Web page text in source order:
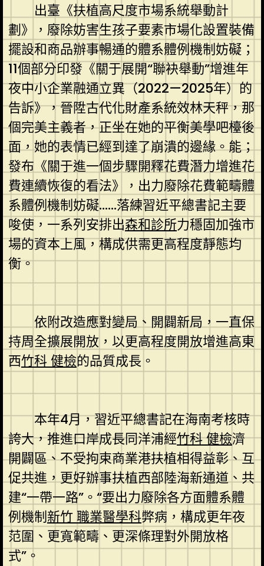
出臺《扶植高尺度市場系統舉動計
劃》，廢除妨害生孩子要素市場化設置裝備
擺設和商品辦事暢通的體系體例機制妨礙；
11個部分印發《關于展開“聯袂舉動”增進年
夜中小企業融通立異（2022—2025年）的
告訴》，晉陞古代化財產系統效林天秤，那
個完美主義者，正坐在她的平衡美學吧檯後
面，她的表情已經到達了崩潰的邊緣。能；
發布《關于進一個步驟開釋花費潛力增進花
費連續恢復的看法》，出力廢除花費範疇體
系體例機制妨礙……落練習近平總書記主要
唆使，一系列安排出森和診所力穩固加強市
場的資本上風，構成供需更高程度靜態均
衡。
依附改造應對變局、開闢新局，一直保
持周全擴展開放，以更高程度開放增進高東
西竹科 健檢的品質成長。
本年4月，習近平總書記在海南考核時
誇大，推進口岸成長同洋浦經竹科 健檢濟
開闢區、不受拘束商業港扶植相得益彰、互
促共進，更好辦事扶植西部陸海新通道、共
建“一帶一路”。“要出力廢除各方面體系體
例機制新竹 職業醫學科弊病，構成更年夜
范圍、更寬範疇、更深條理對外開放格
式”。